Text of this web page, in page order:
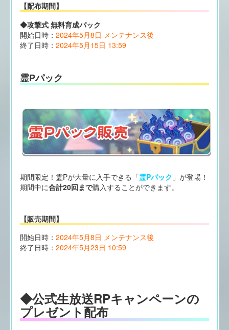
【配布期間】
◆攻撃式 無料育成パック
開始日時： 2024年5月8日 メンテナンス後
終了日時： 2024年5月15日 13:59
霊Pパック
期間限定！霊Pが大量に入手できる「霊Pパック 」が登場！
期間中に合計20回まで購入することができます。
【販売期間】
開始日時： 2024年5月8日 メンテナンス後
終了日時： 2024年5月23日 10:59
◆公式生放送RPキャンペーンの
プレゼント配布